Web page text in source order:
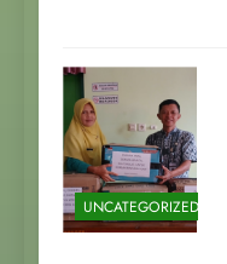
UNCATEGORIZED